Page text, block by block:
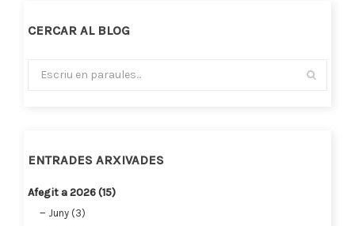
CERCAR AL BLOG
ENTRADES ARXIVADES
Afegit a 2026 (15)
Juny (3)